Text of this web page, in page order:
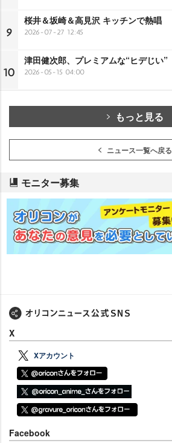
9
桜井＆坂崎＆高見沢 キッチンで熱唱
2026-07-27 12:45
10
津田健次郎、プレミアムな“ヒデじい”
2026-05-15 04:00
もっと見る
ニュース一覧へ戻る
モニター募集
X
Xアカウント
Facebook